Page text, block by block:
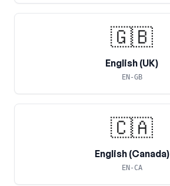
🇬🇧
English (UK)
EN-GB
🇨🇦
English (Canada)
EN-CA